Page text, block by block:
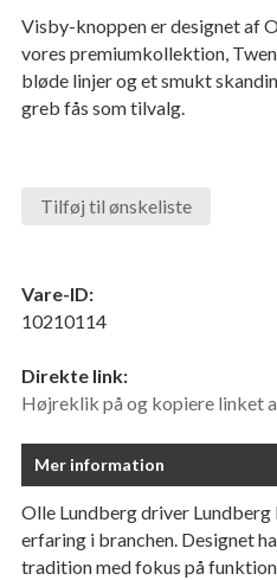
Visby-knoppen er designet af
vores premiumkollektion,
bløde linjer og et smukt
greb fås som tilvalg.
Tilføj til ønskeliste
Vare-ID:
10210114
Direkte link:
Højreklik på og kopiere linket
Mer information
Olle Lundberg driver Lundberg
erfaring i branchen. Designet
tradition med fokus på